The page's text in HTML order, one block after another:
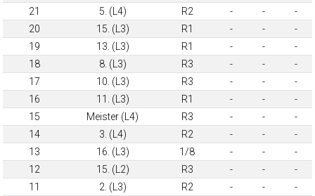
21
5. (L4) R2 - -
-
20
15. (L3) R1 - -
-
19
13. (L3) R1 - -
-
18
8. (L3) R3 - -
-
17
10. (L3) R3 - -
-
16
11. (L3) R1 - -
-
15
Meister (L4) R3 - -
-
14
3. (L4) R2 - -
-
13
16. (L3) 1/8 - -
-
12
15. (L2) R3 - -
-
11
2. (L3) R2 - -
-